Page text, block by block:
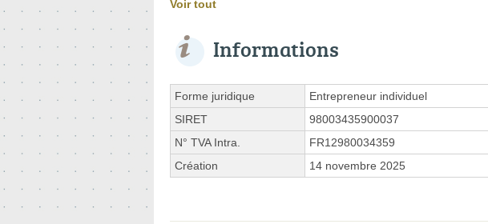
Voir tout
Informations
Forme juridique
Entrepreneur individuel
SIRET
98003435900037
N° TVA Intra.
FR12980034359
Création
14 novembre 2025